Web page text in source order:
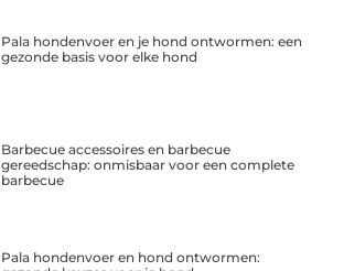
Pala hondenvoer en je hond ontwormen: een
gezonde basis voor elke hond
Barbecue accessoires en barbecue
gereedschap: onmisbaar voor een complete
barbecue
Pala hondenvoer en hond ontwormen: